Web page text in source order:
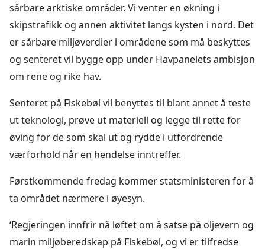
sårbare arktiske områder. Vi venter en økning i
skipstrafikk og annen aktivitet langs kysten i nord. Det
er sårbare miljøverdier i områdene som må beskyttes
og senteret vil bygge opp under Havpanelets ambisjon
om rene og rike hav.
Senteret på Fiskebøl vil benyttes til blant annet å teste
ut teknologi, prøve ut materiell og legge til rette for
øving for de som skal ut og rydde i utfordrende
værforhold når en hendelse inntreffer.
Førstkommende fredag kommer statsministeren for å
ta området nærmere i øyesyn.
‘Regjeringen innfrir nå løftet om å satse på oljevern og
marin miljøberedskap på Fiskebøl, og vi er tilfredse